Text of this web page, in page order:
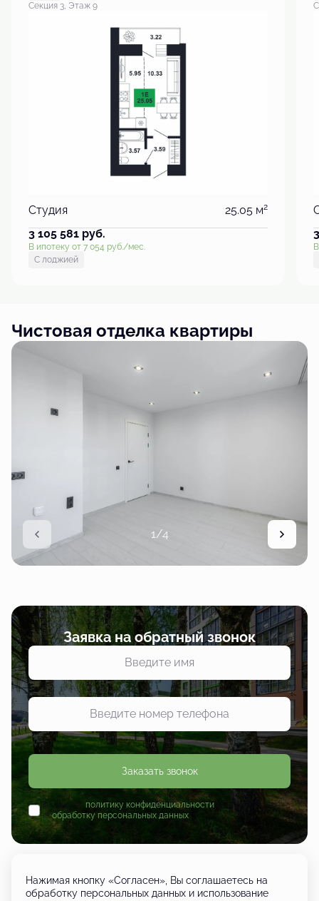
Секция 3, Этаж 9
Студия 25.05 м2
3 105 581 руб.
В ипотеку от 7 054 руб./мес.
С лоджией
Чистовая отделка квартиры
1/4
Заявка на обратный звонок
Заказать звонок
Принимаю политику конфиденциальностии даю согласие
наобработку персональных данных
Нажимая кнопку «Согласен», Вы соглашаетесь на
обработку персональных данных и использование